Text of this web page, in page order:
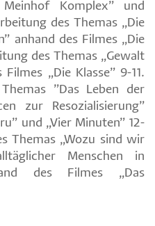
Komplex” und
des Themas „Die
anhand des Filmes „Die
des Themas „Gewalt
„Die Klasse” 9-11.
”Das Leben der
zur Resozialisierung”
und „Vier Minuten” 12-
Themas „Wozu sind wir
Menschen in
des Filmes „Das